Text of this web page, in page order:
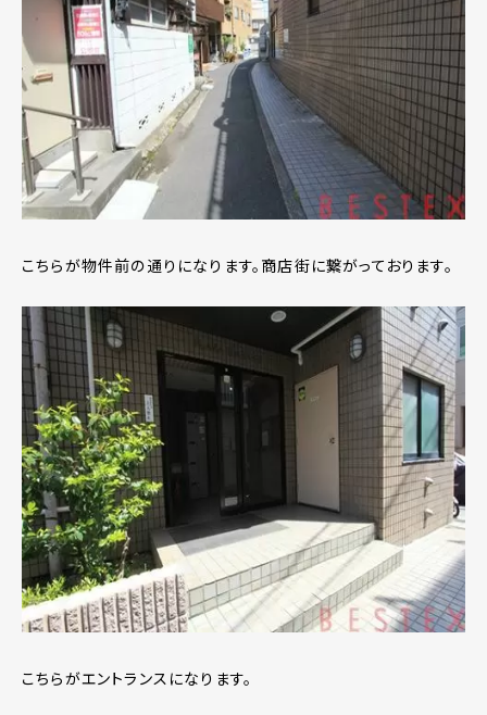
こちらが物件前の通りになります。商店街に繋がっております。
こちらがエントランスになります。